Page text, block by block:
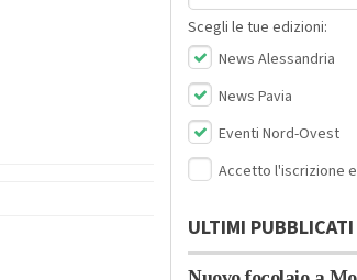
Scegli le tue edizioni:
News Alessandria
News Pavia
Eventi Nord-Ovest
Accetto l'iscrizione
ULTIMI PUBBLICATI